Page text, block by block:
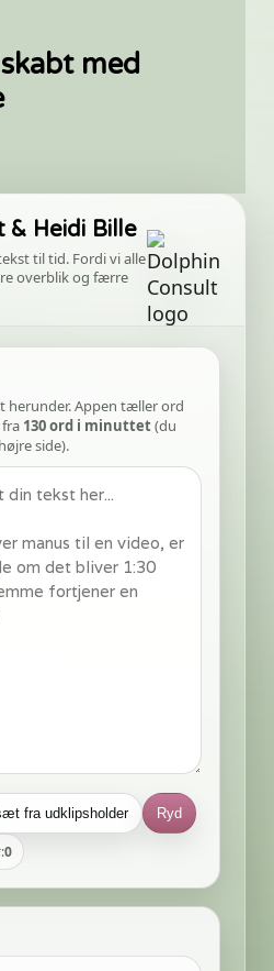
med
& Heidi Bille
til tid. Fordi vi alle
overblik og færre
herunder. Appen tæller ord
130 ord i minuttet(du
side).
fra udklipsholder Ryd
0